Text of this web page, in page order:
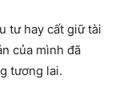
tư hay cất giữ tài
của mình đã
tương lai.